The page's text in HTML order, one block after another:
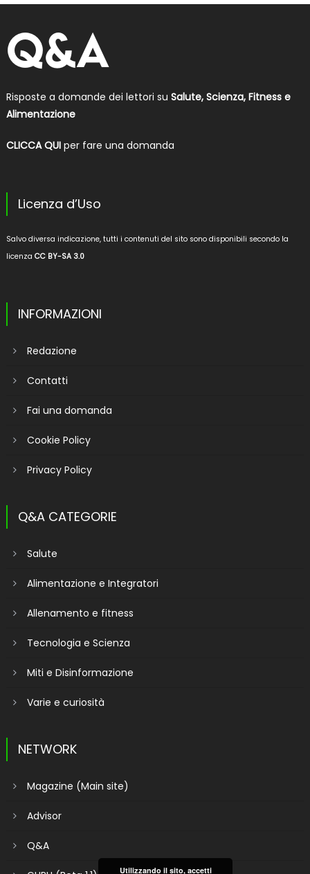
Risposte a domande dei lettori su Salute, Scienza, Fitness e
Alimentazione
CLICCA QUIper fare una domanda
Licenza d’Uso
Salvo diversa indicazione, tutti i contenuti del sito sono disponibili secondo la
licenza CC BY-SA 3.0
INFORMAZIONI
Redazione
Contatti
Fai una domanda
Cookie Policy
Privacy Policy
Q&A CATEGORIE
Salute
Alimentazione e Integratori
Allenamento e fitness
Tecnologia e Scienza
Miti e Disinformazione
Varie e curiosità
NETWORK
Magazine (Main site)
Advisor
Q&A
Utilizzando il sito, accetti